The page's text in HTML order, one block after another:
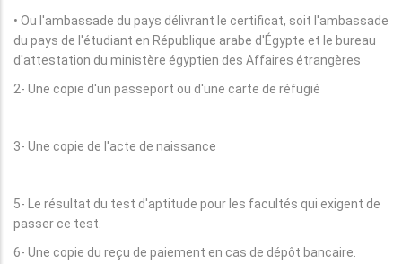
• Ou l'ambassade du pays délivrant le certificat, soit l'ambassade
du pays de l'étudiant en République arabe d'Égypte et le bureau
d'attestation du ministère égyptien des Affaires étrangères
2- Une copie d'un passeport ou d'une carte de réfugié
3- Une copie de l'acte de naissance
5- Le résultat du test d'aptitude pour les facultés qui exigent de
passer ce test.
6- Une copie du reçu de paiement en cas de dépôt bancaire.